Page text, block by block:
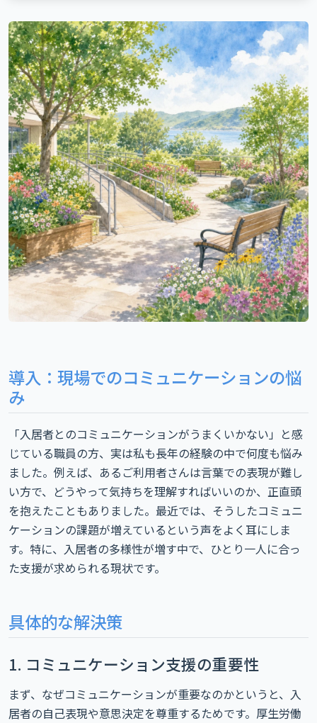
導入：現場でのコミュニケーションの悩
み
「入居者とのコミュニケーションがうまくいかない」と感
じている職員の方、実は私も長年の経験の中で何度も悩み
ました。例えば、あるご利用者さんは言葉での表現が難し
い方で、どうやって気持ちを理解すればいいのか、正直頭
を抱えたこともありました。最近では、そうしたコミュニ
ケーションの課題が増えているという声をよく耳にしま
す。特に、入居者の多様性が増す中で、ひとり一人に合っ
た支援が求められる現状です。
具体的な解決策
1. コミュニケーション支援の重要性
まず、なぜコミュニケーションが重要なのかというと、入
居者の自己表現や意思決定を尊重するためです。厚生労働